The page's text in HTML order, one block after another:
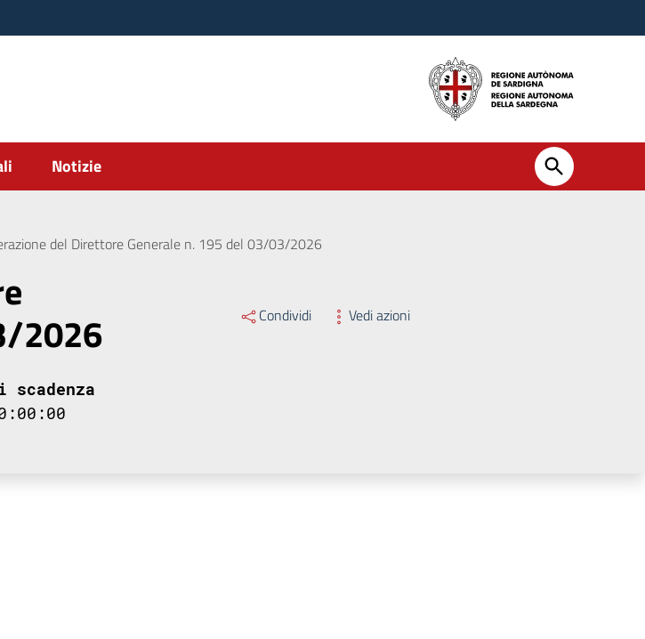
Notizie
del Direttore Generale n. 195 del 03/03/2026
2026 Condividi Vedi azioni